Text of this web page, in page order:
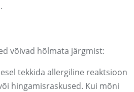
võivad hõlmata järgmist:
tekkida allergiline reaktsioon
hingamisraskused. Kui mõni